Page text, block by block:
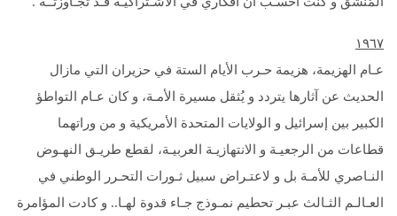
۱۹٦۷
عـام الهزيمة، هزيمة حـرب الأيام الستة في حزيران التي مازال
الحديث عن آثارها يتردد و يُثقل مسيرة الأمـة، و كان عـام التواطؤ
الكبير بين إسرائيل و الولايات المتحدة الأمريكية و من وراتهما
قطاعات من الرجعيـة و الانتهازيـة العربيـة، لقطع طريـق النهـوض
النـاصري للأمـة بل و لاعتـراض سبيل ثـورات التحـرر الوطني في
العـالـم الثـالث عبـر تحطيم نمـوذج جـاء قدوة لهـا.. و كادت المؤامرة